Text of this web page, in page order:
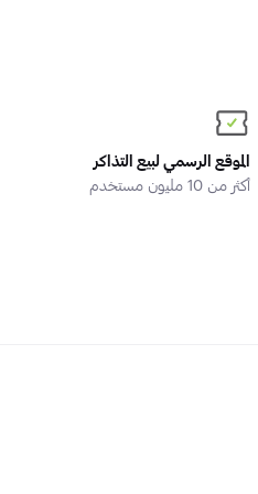
الموقع الرسمي لبيع التذاكر
أكثر من 10 مليون مستخدم